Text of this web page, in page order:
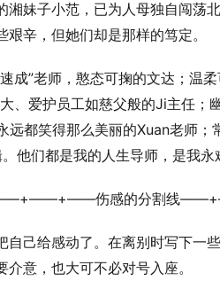
湘妹子小范，已为人母独自闯荡
辛，但她们却是那样的笃定。
成”老师，憨态可掬的文达；温
、爱护员工如慈父般的Ji主任；
远都笑得那么美丽的Xuan老师
他们都是我的人生导师，是我永
伤感的分割线
自己给感动了。在离别时写下一
意，也大可不必对号入座。